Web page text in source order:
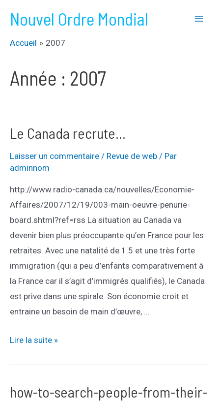
contenu
Nouvel Ordre Mondial
Accueil 2007
Année : 2007
Le Canada recrute…
Laisser un commentaire / Revue de web / Par
adminnom
http://www.radio-canada.ca/nouvelles/Economie-
Affaires/2007/12/19/003-main-oeuvre-penurie-
board.shtml?ref=rss La situation au Canada va
devenir bien plus préoccupante qu’en France pour les
retraites. Avec une natalité de 1.5 et une très forte
immigration (qui a peu d’enfants comparativement à
la France car il s’agit d’immigrés qualifiés), le Canada
est prive dans une spirale. Son économie croit et
entraine un besoin de main d’œuvre, …
Le
Lire la suite »
how-to-search-people-from-their-